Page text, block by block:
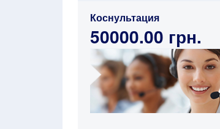
Коснультация
50000.00 грн.